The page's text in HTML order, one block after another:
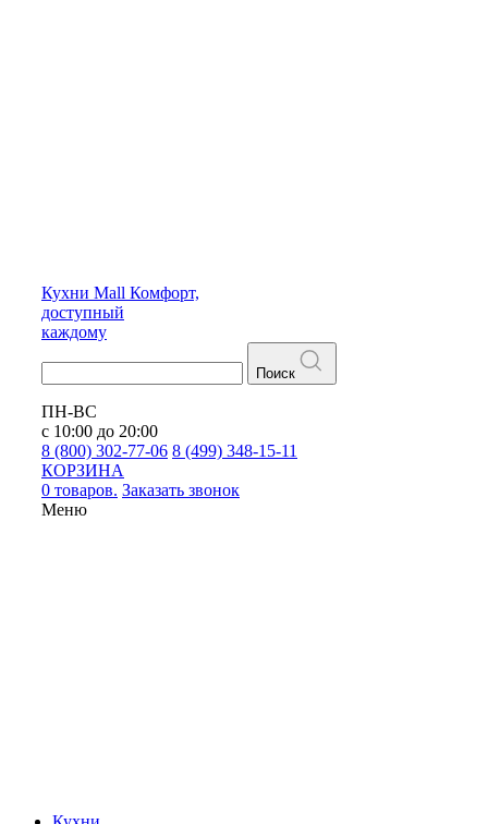
Кухни Mall Комфорт,
доступный
каждому
Поиск
ПН-ВС
с 10:00 до 20:00
8 (800) 302-77-06 8 (499) 348-15-11
КОРЗИНА
0 товаров. Заказать звонок
Меню